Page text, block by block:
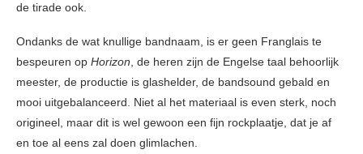
de tirade ook.
Ondanks de wat knullige bandnaam, is er geen Franglais te
bespeuren op Horizon, de heren zijn de Engelse taal behoorlijk
meester, de productie is glashelder, de bandsound gebald en
mooi uitgebalanceerd. Niet al het materiaal is even sterk, noch
origineel, maar dit is wel gewoon een fijn rockplaatje, dat je af
en toe al eens zal doen glimlachen.